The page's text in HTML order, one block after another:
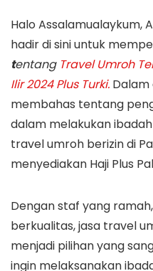
Halo Assalamualaykum,
hadir di sini untuk
tentang Travel Umroh
Ilir 2024 Plus Turki. Dalam
membahas tentang
dalam melakukan
travel umroh berizin di
menyediakan Haji Plus
Dengan staf yang
berkualitas, jasa travel
menjadi pilihan yang
ingin melaksanakan